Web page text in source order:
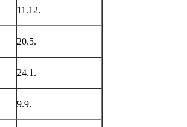
11.12.
20.5.
24.1.
9.9.